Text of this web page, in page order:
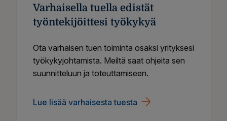
Varhaisella tuella edistät
työntekijöittesi työkykyä
Ota varhaisen tuen toiminta osaksi yrityksesi
työkykyjohtamista. Meiltä saat ohjeita sen
suunnitteluun ja toteuttamiseen.
Lue lisää varhaisesta tuesta